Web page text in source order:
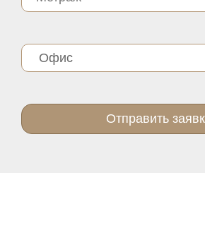
Отправить